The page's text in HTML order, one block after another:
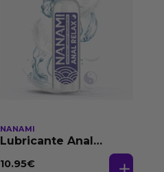
NANAMI
Lubricante Anal
Dilatación Base Agua
10.95€